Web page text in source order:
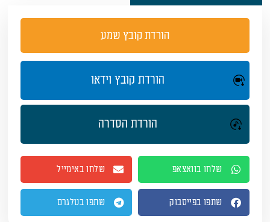
הורדת קובץ שמע
הורדת קובץ וידאו
הורדת הסדרה
שלחו בוואצאפ שלחו באימייל
שתפו בפייסבוק שתפו בטלגרם